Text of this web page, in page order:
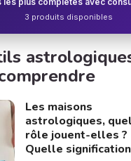
3 produits disponibles
Les maisons
astrologiques, quel
rôle jouent-elles ?
Quelle